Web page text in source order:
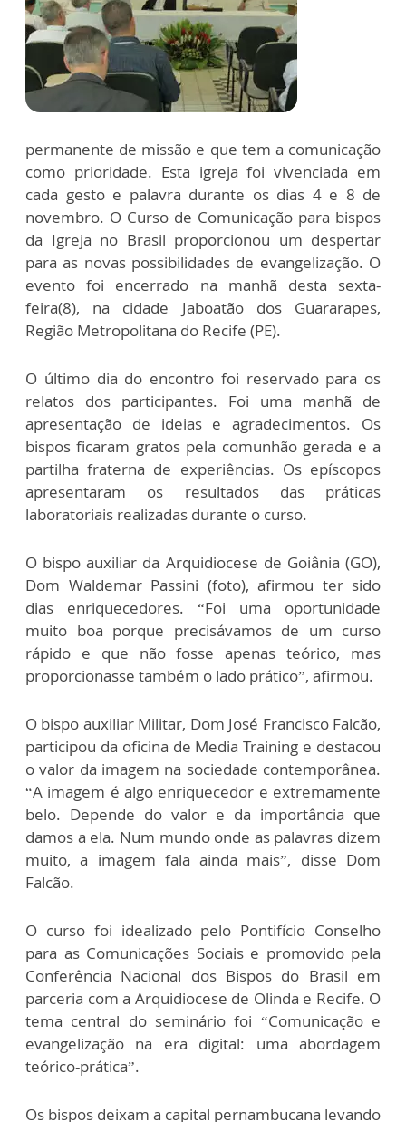
permanente de missão e que tem a comunicação
como prioridade. Esta igreja foi vivenciada em
cada gesto e palavra durante os dias 4 e 8 de
novembro. O Curso de Comunicação para bispos
da Igreja no Brasil proporcionou um despertar
para as novas possibilidades de evangelização. O
evento foi encerrado na manhã desta sexta-
feira(8), na cidade Jaboatão dos Guararapes,
Região Metropolitana do Recife (PE).
O último dia do encontro foi reservado para os
relatos dos participantes. Foi uma manhã de
apresentação de ideias e agradecimentos. Os
bispos ficaram gratos pela comunhão gerada e a
partilha fraterna de experiências. Os epíscopos
apresentaram os resultados das práticas
laboratoriais realizadas durante o curso.
O bispo auxiliar da Arquidiocese de Goiânia (GO),
Dom Waldemar Passini (foto), afirmou ter sido
dias enriquecedores. “Foi uma oportunidade
muito boa porque precisávamos de um curso
rápido e que não fosse apenas teórico, mas
proporcionasse também o lado prático”, afirmou.
O bispo auxiliar Militar, Dom José Francisco Falcão,
participou da oficina de Media Training e destacou
o valor da imagem na sociedade contemporânea.
“A imagem é algo enriquecedor e extremamente
belo. Depende do valor e da importância que
damos a ela. Num mundo onde as palavras dizem
muito, a imagem fala ainda mais”, disse Dom
Falcão.
O curso foi idealizado pelo Pontifício Conselho
para as Comunicações Sociais e promovido pela
Conferência Nacional dos Bispos do Brasil em
parceria com a Arquidiocese de Olinda e Recife. O
tema central do seminário foi “Comunicação e
evangelização na era digital: uma abordagem
teórico-prática”.
Os bispos deixam a capital pernambucana levando